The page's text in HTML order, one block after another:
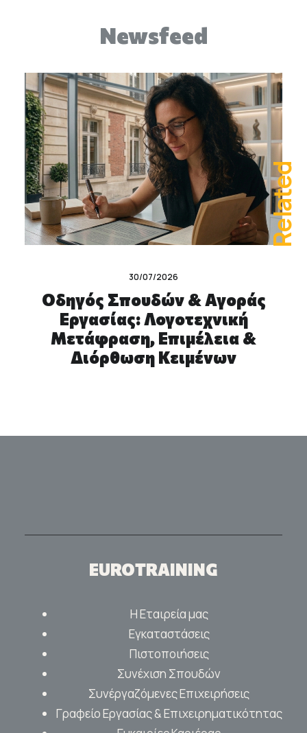
Newsfeed
30/07/2026
Οδηγός Σπουδών & Αγοράς
Εργασίας: Λογοτεχνική
Μετάφραση, Επιμέλεια &
Διόρθωση Κειμένων
Related
EUROTRAINING
Η Εταιρεία μας
Εγκαταστάσεις
Πιστοποιήσεις
Συνέχιση Σπουδών
Συνέργαζόμενες Επιχειρήσεις
Γραφείο Εργασίας & Επιχειρηματικότητας